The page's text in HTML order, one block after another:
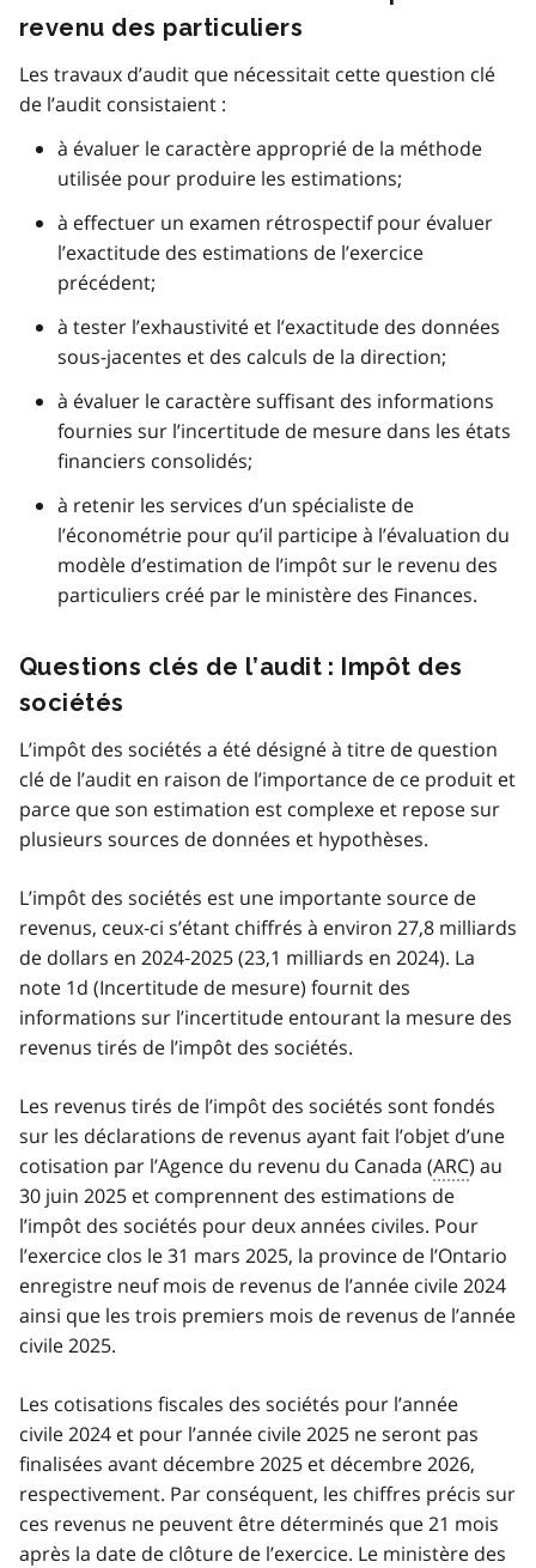
revenu des particuliers
Les travaux d’audit que nécessitait cette question clé
de l’audit consistaient :
à évaluer le caractère approprié de la méthode
utilisée pour produire les estimations;
à effectuer un examen rétrospectif pour évaluer
l’exactitude des estimations de l’exercice
précédent;
à tester l’exhaustivité et l’exactitude des données
sous-jacentes et des calculs de la direction;
à évaluer le caractère suffisant des informations
fournies sur l’incertitude de mesure dans les états
financiers consolidés;
à retenir les services d’un spécialiste de
l’économétrie pour qu’il participe à l’évaluation du
modèle d’estimation de l’impôt sur le revenu des
particuliers créé par le ministère des Finances.
Questions clés de l’audit : Impôt des
sociétés
L’impôt des sociétés a été désigné à titre de question
clé de l’audit en raison de l’importance de ce produit et
parce que son estimation est complexe et repose sur
plusieurs sources de données et hypothèses.
L’impôt des sociétés est une importante source de
revenus, ceux‑ci s’étant chiffrés à environ 27,8 milliards
de dollars en 2024‑2025 (23,1 milliards en 2024). La
note 1d (Incertitude de mesure) fournit des
informations sur l’incertitude entourant la mesure des
revenus tirés de l’impôt des sociétés.
Les revenus tirés de l’impôt des sociétés sont fondés
sur les déclarations de revenus ayant fait l’objet d’une
cotisation par l’Agence du revenu du Canada (ARC) au
30 juin 2025 et comprennent des estimations de
l’impôt des sociétés pour deux années civiles. Pour
l’exercice clos le 31 mars 2025, la province de l’Ontario
enregistre neuf mois de revenus de l’année civile 2024
ainsi que les trois premiers mois de revenus de l’année
civile 2025.
Les cotisations fiscales des sociétés pour l’année
civile 2024 et pour l’année civile 2025 ne seront pas
finalisées avant décembre 2025 et décembre 2026,
respectivement. Par conséquent, les chiffres précis sur
ces revenus ne peuvent être déterminés que 21 mois
après la date de clôture de l’exercice. Le ministère des